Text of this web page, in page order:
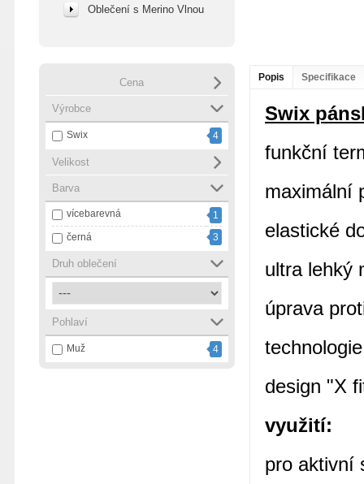
Oblečení s Merino Vlnou
Cena
Výrobce
Swix 4
Velikost
Barva
vícebarevná
1
černá
3
Druh oblečení
Pohlaví
Muž 4
Popis Specifikace
Swix
funkční
maximální
elastické
ultra lehký
úprava
design "X
využití:
pro aktivní